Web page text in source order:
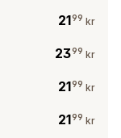
2199 kr
2399 kr
2199 kr
2199 kr